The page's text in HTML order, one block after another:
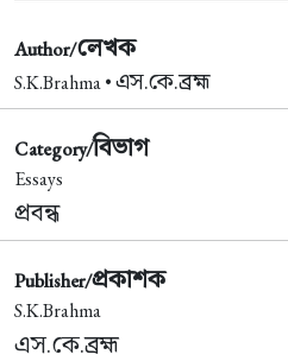
Author/লেখক
S.K.Brahma •এস.কে.ব্রহ্ম
Category/বিভাগ
Essays
প্রবন্ধ
Publisher/প্রকাশক
S.K.Brahma
এস.কে.ব্রহ্ম